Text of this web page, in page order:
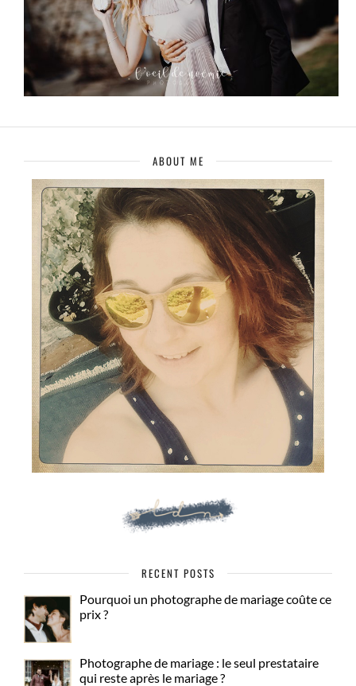
ABOUT ME
RECENT POSTS
Pourquoi un photographe de mariage coûte ce
prix ?
Photographe de mariage : le seul prestataire
qui reste après le mariage ?